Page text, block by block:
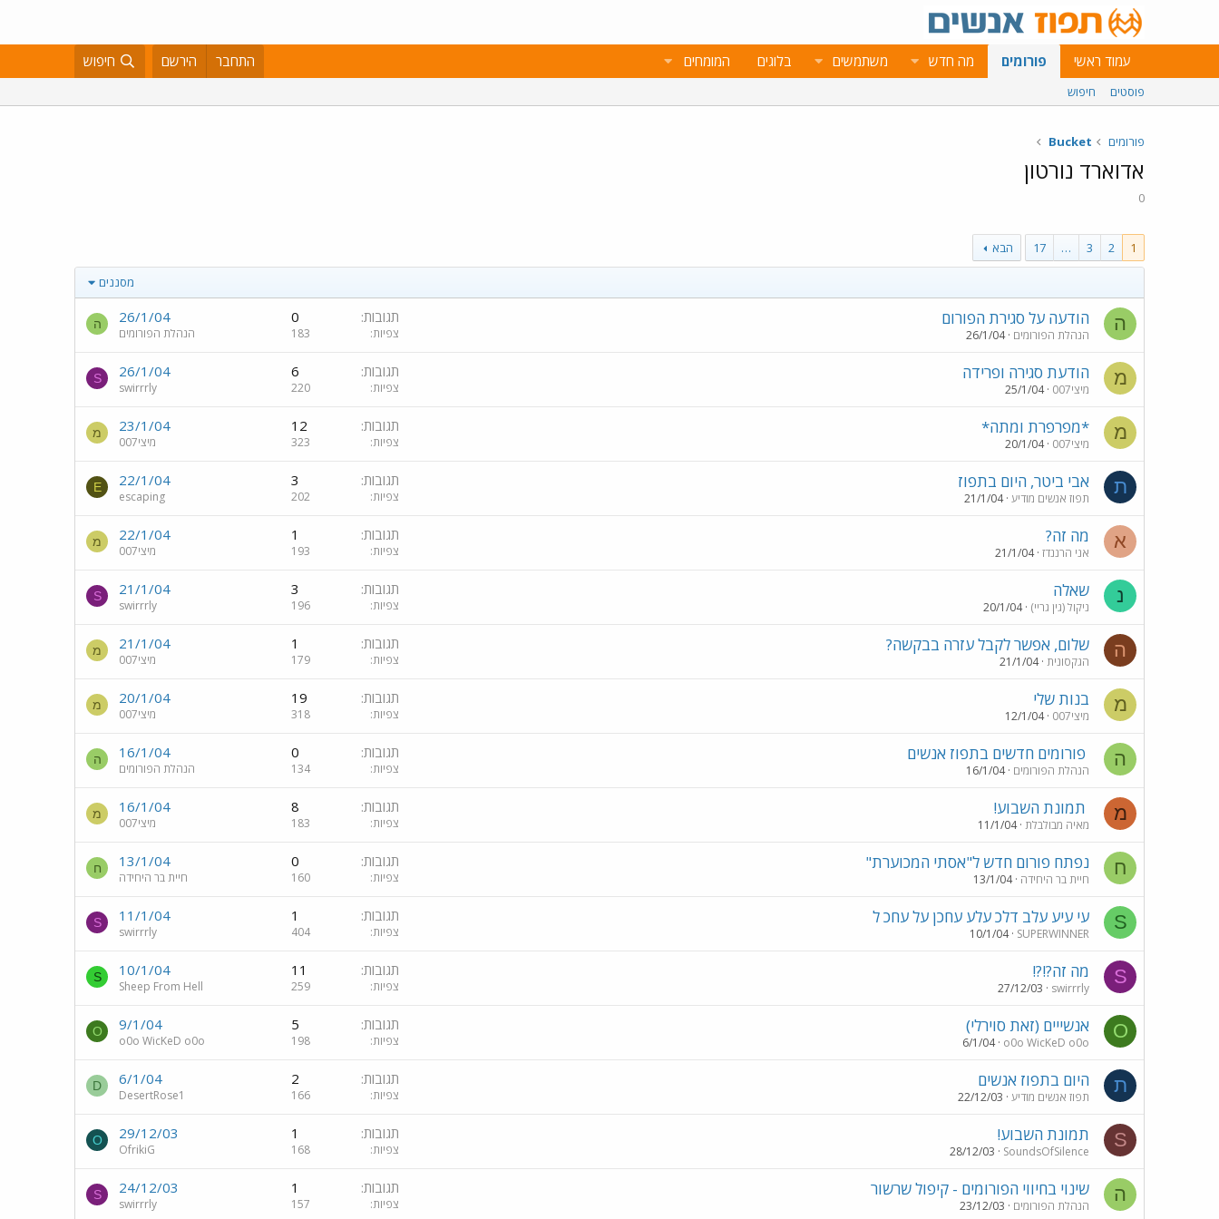
עמוד ראשי פורומים מה חדש משתמשים בלוגים המומחים התחבר הירשם חיפוש
פוסטים חיפוש
פורומים Bucket
אדוארד נורטון
0
1
2
3
…
17 הבא
מסננים
ה הודעה על סגירת הפורום
הנהלת הפורומים 26/1/04
תגובות 0
צפיות 183
26/1/04
הנהלת הפורומים
ה
מ הודעת סגירה ופרידה
מיצי007 25/1/04
תגובות 6
צפיות 220
26/1/04
swirrrly
S
מ *מפרפרת ומתה*
מיצי007 20/1/04
תגובות 12
צפיות 323
23/1/04
מיצי007
מ
ת אבי ביטר, היום בתפוז
תפוז אנשים מודיע 21/1/04
תגובות 3
צפיות 202
22/1/04
escaping
E
א מה זה?
אני הרננדז 21/1/04
תגובות 1
צפיות 193
22/1/04
מיצי007
מ
נ שאלה
ניקול (גין גריי) 20/1/04
תגובות 3
צפיות 196
21/1/04
swirrrly
S
ה שלום, אפשר לקבל עזרה בבקשה?
הגקסונית 21/1/04
תגובות 1
צפיות 179
21/1/04
מיצי007
מ
מ בנות שלי
מיצי007 12/1/04
תגובות 19
צפיות 318
20/1/04
מיצי007
מ
ה פורומים חדשים בתפוז אנשים
הנהלת הפורומים 16/1/04
תגובות 0
צפיות 134
16/1/04
הנהלת הפורומים
ה
מ תמונת השבוע!
מאיה מבולבלת 11/1/04
תגובות 8
צפיות 183
16/1/04
מיצי007
מ
ח נפתח פורום חדש ל"אסתי המכוערת"
חיית בר היחידה 13/1/04
תגובות 0
צפיות 160
13/1/04
חיית בר היחידה
ח
S עי עיע עלב דלכ עלע עחכן על עחכ ל
SUPERWINNER
10/1/04
תגובות 1
צפיות 404
11/1/04
swirrrly
S
S מה זה?!?!
swirrrly
27/12/03
תגובות 11
צפיות 259
10/1/04
Sheep From Hell
S
O אנשייים (זאת סוירלי)
o0o WicKeD o0o
6/1/04
תגובות 5
צפיות 198
9/1/04
o0o WicKeD o0o
O
ת היום בתפוז אנשים
תפוז אנשים מודיע 22/12/03
תגובות 2
צפיות 166
6/1/04
DesertRose1
D
S תמונת השבוע!
SoundsOfSilence
28/12/03
תגובות 1
צפיות 168
29/12/03
OfrikiG
O
ה שינוי בחיווי הפורומים - קיפול שרשור
הנהלת הפורומים 23/12/03
תגובות 1
צפיות 157
24/12/03
swirrrly
S